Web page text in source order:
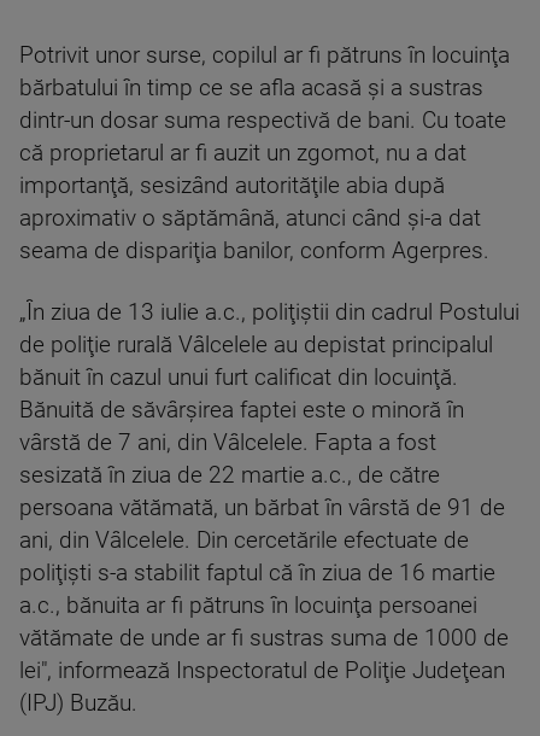
Potrivit unor surse, copilul ar fi pătruns în locuinţa
bărbatului în timp ce se afla acasă şi a sustras
dintr-un dosar suma respectivă de bani. Cu toate
că proprietarul ar fi auzit un zgomot, nu a dat
importanţă, sesizând autorităţile abia după
aproximativ o săptămână, atunci când şi-a dat
seama de dispariţia banilor, conform Agerpres.
„În ziua de 13 iulie a.c., poliţiştii din cadrul Postului
de poliţie rurală Vâlcelele au depistat principalul
bănuit în cazul unui furt calificat din locuinţă.
Bănuită de săvârşirea faptei este o minoră în
vârstă de 7 ani, din Vâlcelele. Fapta a fost
sesizată în ziua de 22 martie a.c., de către
persoana vătămată, un bărbat în vârstă de 91 de
ani, din Vâlcelele. Din cercetările efectuate de
poliţişti s-a stabilit faptul că în ziua de 16 martie
a.c., bănuita ar fi pătruns în locuinţa persoanei
vătămate de unde ar fi sustras suma de 1000 de
lei", informează Inspectoratul de Poliţie Judeţean
(IPJ) Buzău.